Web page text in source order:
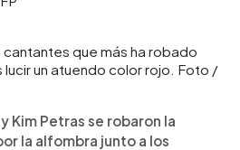
cantantes que más ha robado
lucir un atuendo color rojo. Foto /
Kim Petras se robaron la
la alfombra junto a los